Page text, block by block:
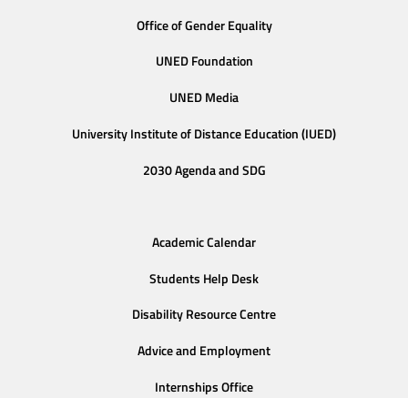
Office of Gender Equality
UNED Foundation
UNED Media
University Institute of Distance Education (IUED)
2030 Agenda and SDG
Academic Calendar
Students Help Desk
Disability Resource Centre
Advice and Employment
Internships Office